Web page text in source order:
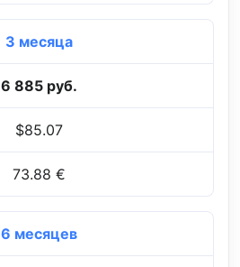
3 месяца
6 885 руб.
$85.07
73.88 €
6 месяцев